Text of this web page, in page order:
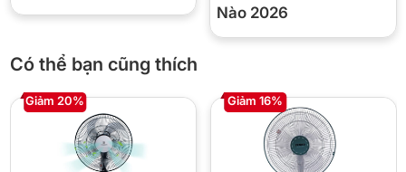
🏪 Vì sao nên mua Asiavina Turbo X
VY629790 tại Cellhome?
Chính hãng 100%
— xuất hoá đơn VAT đầy đủ, có tem
niêm phong.
Giao 4H nội thành Hà Nội
— freeship đơn từ 300.000đ.
Nào 2026
Có thể bạn cũng thích
Giảm 20% Giảm 16%